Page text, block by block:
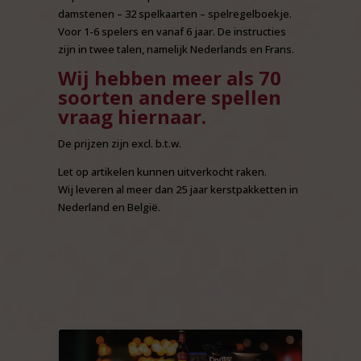
damstenen – 32 spelkaarten – spelregelboekje.
Voor 1-6 spelers en vanaf 6 jaar. De instructies
zijn in twee talen, namelijk Nederlands en Frans.
Wij hebben meer als 70
soorten andere spellen
vraag hiernaar.
De prijzen zijn excl. b.t.w.
Let op artikelen kunnen uitverkocht raken.
Wij leveren al meer dan 25 jaar kerstpakketten in
Nederland en België.